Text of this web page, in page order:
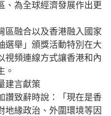
、為全球經濟發展作出更
融合以及香港融入國家
選舉」頒獎活動特別在大
視頻連線方式讓香港和內
。
建言獻策
致辭時說：「現在是香
地緣政治、外圍環境等因